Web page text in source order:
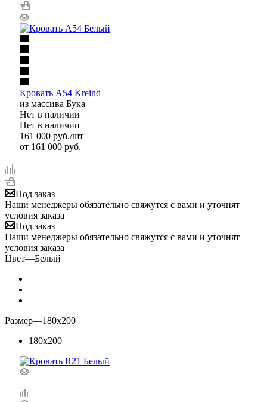
Кровать A54 Kreind
из массива Бука
Нет в наличии
Нет в наличии
161 000 руб./шт
от 161 000 руб.
Под заказ
Наши менеджеры обязательно свяжутся с вами и уточнят
условия заказа
Под заказ
Наши менеджеры обязательно свяжутся с вами и уточнят
условия заказа
Цвет—Белый
Размер—180x200
180x200